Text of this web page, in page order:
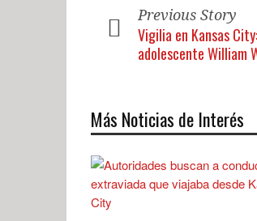
Previous Story
Vigilia en Kansas
adolescente William
Más Noticias de Interés